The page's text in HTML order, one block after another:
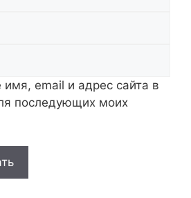
имя, email и адрес сайта в
последующих моих